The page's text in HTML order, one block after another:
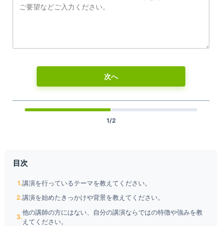
次へ
1/2
目次
講演を行っているテーマを教えてください。
講演を始めたきっかけや背景を教えてください。
他の講師の方にはない、自分の講演ならではの特徴や強みを教
えてください。